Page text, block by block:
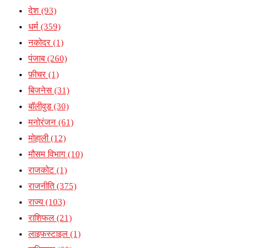
देश (93)
धर्म (359)
नकोदर (1)
पंजाब(260)
फ़ीचर (1)
बिजनेस(31)
बॉलीवुड(30)
मनोरंजन (61)
मोहाली(12)
मौसम विभाग (10)
राजकोट (1)
राजनीति(375)
राज्य(103)
राशिफल (21)
लाइफस्टाइल (1)